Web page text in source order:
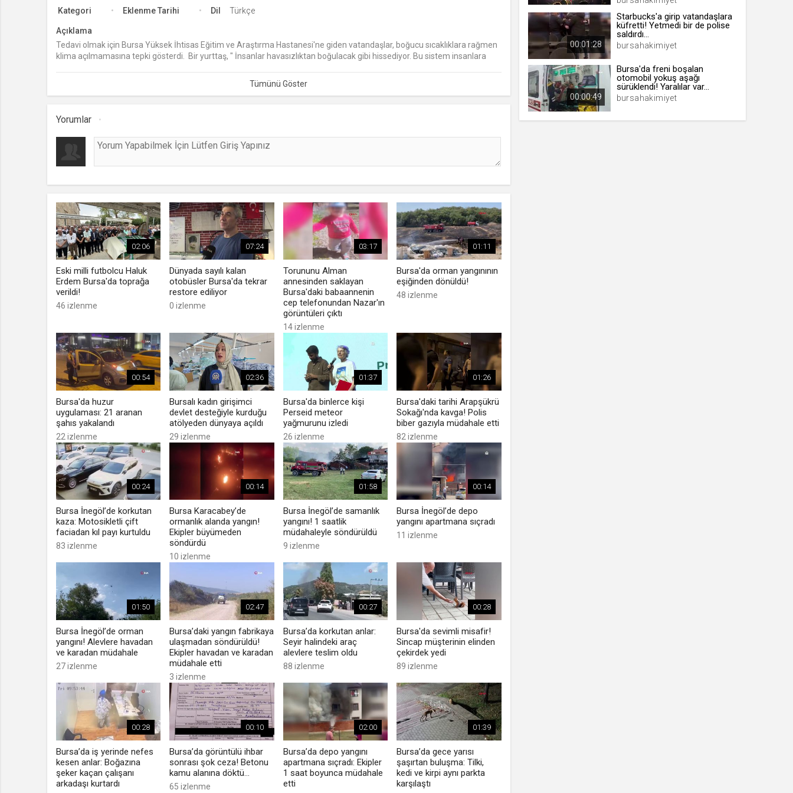
Kategori Eklenme Tarihi Dil Türkçe
Açıklama
Tedavi olmak için Bursa Yüksek İhtisas Eğitim ve Araştırma Hastanesi'ne giden vatandaşlar, boğucu sıcaklıklara rağmen
klima açılmamasına tepki gösterdi. Bir yurttaş, " İnsanlar havasızlıktan boğulacak gibi hissediyor. Bu sistem insanlara
Yorumlar
02:06
Eski milli futbolcu Haluk
Erdem Bursa'da toprağa
verildi!
46 izlenme
07:24
Dünyada sayılı kalan
otobüsler Bursa'da tekrar
restore ediliyor
0 izlenme
03:17
Torununu Alman
annesinden saklayan
Bursa'daki babaannenin
cep telefonundan Nazar'ın
görüntüleri çıktı
14 izlenme
01:11
Bursa'da orman yangınının
eşiğinden dönüldü!
48 izlenme
00:54
Bursa'da huzur
uygulaması: 21 aranan
şahıs yakalandı
22 izlenme
02:36
Bursalı kadın girişimci
devlet desteğiyle kurduğu
atölyeden dünyaya açıldı
29 izlenme
01:37
Bursa'da binlerce kişi
Perseid meteor
yağmurunu izledi
26 izlenme
01:26
Bursa'daki tarihi Arapşükrü
Sokağı'nda kavga! Polis
biber gazıyla müdahale etti
82 izlenme
00:24
Bursa İnegöl’de korkutan
kaza: Motosikletli çift
faciadan kıl payı kurtuldu
83 izlenme
00:14
Bursa Karacabey’de
ormanlık alanda yangın!
Ekipler büyümeden
söndürdü
10 izlenme
01:58
Bursa İnegöl’de samanlık
yangını! 1 saatlik
müdahaleyle söndürüldü
9 izlenme
00:14
Bursa İnegöl’de depo
yangını apartmana sıçradı
11 izlenme
01:50
Bursa İnegöl’de orman
yangını! Alevlere havadan
ve karadan müdahale
27 izlenme
02:47
Bursa’daki yangın fabrikaya
ulaşmadan söndürüldü!
Ekipler havadan ve karadan
müdahale etti
3 izlenme
00:27
Bursa’da korkutan anlar:
Seyir halindeki araç
alevlere teslim oldu
88 izlenme
00:28
Bursa'da sevimli misafir!
Sincap müşterinin elinden
çekirdek yedi
89 izlenme
00:28
Bursa’da iş yerinde nefes
kesen anlar: Boğazına
şeker kaçan çalışanı
arkadaşı kurtardı
00:10
Bursa’da görüntülü ihbar
sonrası şok ceza! Betonu
kamu alanına döktü...
65 izlenme
02:00
Bursa’da depo yangını
apartmana sıçradı: Ekipler
1 saat boyunca müdahale
etti
01:39
Bursa’da gece yarısı
şaşırtan buluşma: Tilki,
kedi ve kirpi aynı parkta
karşılaştı
00:01:28
Starbucks'a girip vatandaşlara
küfretti! Yetmedi bir de polise
saldırdı...
bursahakimiyet
00:00:49
Bursa'da freni boşalan
otomobil yokuş aşağı
sürüklendi! Yaralılar var...
bursahakimiyet